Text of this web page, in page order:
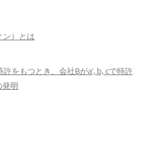
）とは
をもつとき、会社Bがa’, b, cで特許
発明